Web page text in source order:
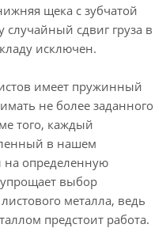
щека с зубчатой
случайный сдвиг груза в
исключен.
имеет пружинный
не более заданного
того, каждый
в нашем
на определенную
выбор
металла, ведь
предстоит работа.